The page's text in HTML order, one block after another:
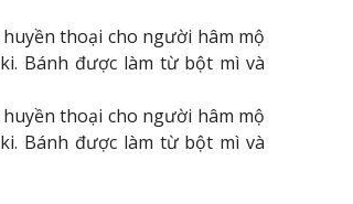
thoại cho người hâm mộ
Bánh được làm từ bột mì và
thoại cho người hâm mộ
Bánh được làm từ bột mì và